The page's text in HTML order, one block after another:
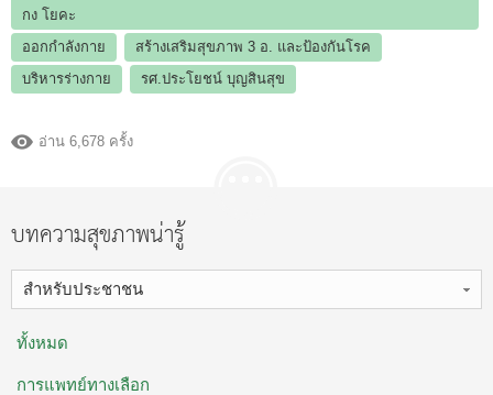
กง โยคะ
ออกกำลังกาย
สร้างเสริมสุขภาพ 3 อ.​ และป้องกันโรค
บริหารร่างกาย
รศ.ประโยชน์ บุญสินสุข
อ่าน 6,678 ครั้ง
บทความสุขภาพน่ารู้
สำหรับประชาชน
ทั้งหมด
การแพทย์ทางเลือก